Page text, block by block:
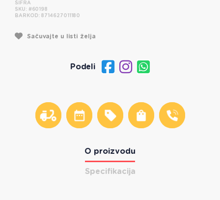
ŠIFRA
SKU: #60198
BARKOD: 8714627011180
Sačuvajte u listi želja
Podeli
O proizvodu
Specifikacija